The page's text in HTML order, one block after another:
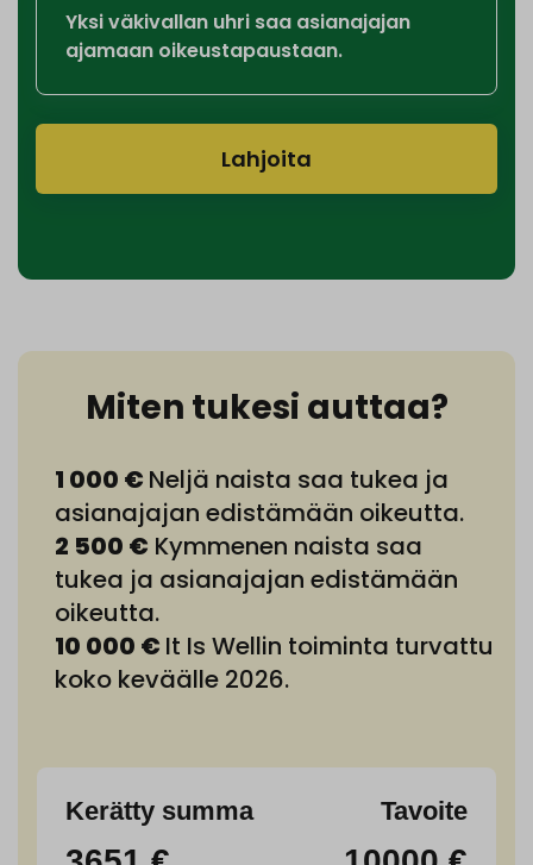
Yksi väkivallan uhri saa asianajajan
ajamaan oikeustapaustaan.
Lahjoita
Miten tukesi auttaa?
1 000 € Neljä naista saa tukea ja
asianajajan edistämään oikeutta.
2 500 € Kymmenen naista saa
tukea ja asianajajan edistämään
oikeutta.
10 000 € It Is Wellin toiminta turvattu
koko keväälle 2026.
Kerätty summa Tavoite